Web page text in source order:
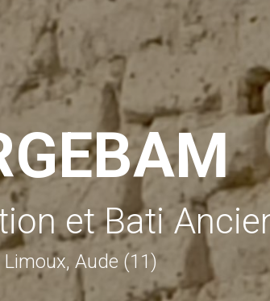
et Bati
Limoux, Aude (11)